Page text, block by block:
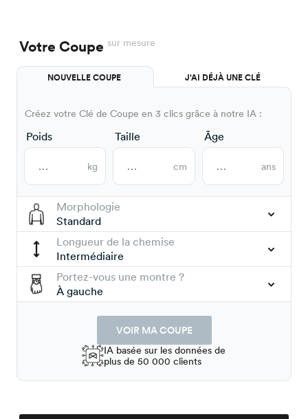
Votre Coupe sur mesure
NOUVELLE COUPE J'AI DÉJÀ UNE CLÉ
Créez votre Clé de Coupe en 3 clics grâce à notre IA :
Poids
kg
Taille
cm
Âge
ans
Morphologie
Standard
Longueur de la chemise
Intermédiaire
Portez-vous une montre ?
À gauche
VOIR MA COUPE
IA basée sur les données de
plus de 50 000 clients